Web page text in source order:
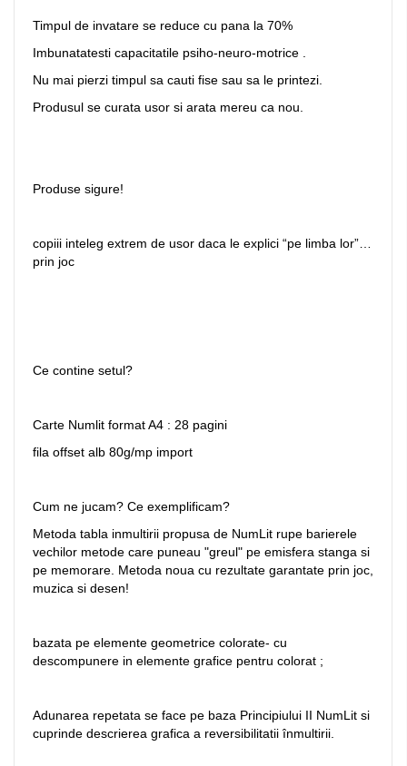
Timpul de invatare se reduce cu pana la 70%
Imbunatatesti capacitatile psiho-neuro-motrice .
Nu mai pierzi timpul sa cauti fise sau sa le printezi.
Produsul se curata usor si arata mereu ca nou.
Produse sigure!
copiii inteleg extrem de usor daca le explici “pe limba lor”…
prin joc
Ce contine setul?
Carte Numlit format A4 : 28 pagini
fila offset alb 80g/mp import
Cum ne jucam? Ce exemplificam?
Metoda tabla inmultirii propusa de NumLit rupe barierele
vechilor metode care puneau "greul" pe emisfera stanga si
pe memorare. Metoda noua cu rezultate garantate prin joc,
muzica si desen!
bazata pe elemente geometrice colorate- cu
descompunere in elemente grafice pentru colorat ;
Adunarea repetata se face pe baza Principiului II NumLit si
cuprinde descrierea grafica a reversibilitatii înmultirii.